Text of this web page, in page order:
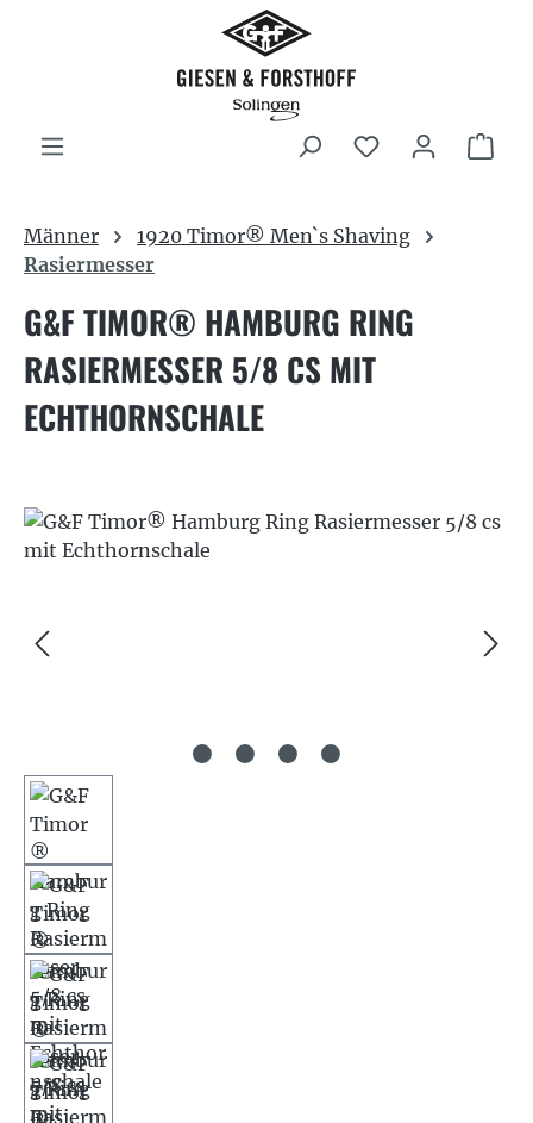
Zum Hauptinhalt springen
Männer
1920 Timor® Men`s Shaving
Rasiermesser
G&F TIMOR® HAMBURG RING
RASIERMESSER 5/8 CS MIT
ECHTHORNSCHALE
Bildergalerie überspringen